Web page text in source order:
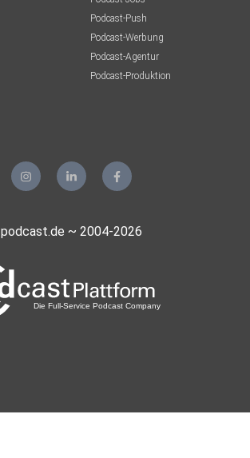
Podcast-Push
Podcast-Werbung
Podcast-Agentur
Podcast-Produktion
podcast.de ~ 2004-2026